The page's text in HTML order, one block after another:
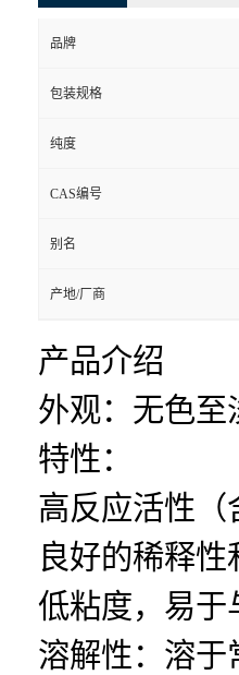
品牌
包装规格
纯度
CAS编号
别名
产地/厂商
产品介绍
外观：无色至
特性：
高反应活性（
良好的稀释性
低粘度，易于
溶解性：溶于